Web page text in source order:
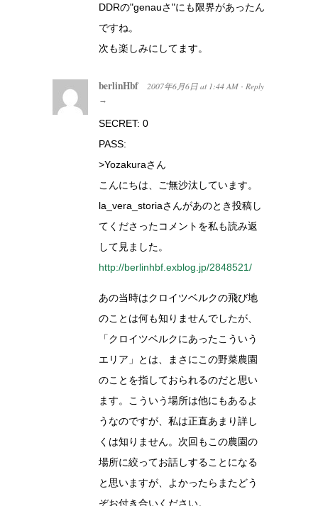
DDRの"genauさ"にも限界があったん
ですね。
次も楽しみにしてます。
berlinHbf 2007年6月6日 at 1:44 AM · Reply
→
SECRET: 0
PASS:
>Yozakuraさん
こんにちは、ご無沙汰しています。
la_vera_storiaさんがあのとき投稿し
てくださったコメントを私も読み返
して見ました。
http://berlinhbf.exblog.jp/2848521/
あの当時はクロイツベルクの飛び地
のことは何も知りませんでしたが、
「クロイツベルクにあったこういう
エリア」とは、まさにこの野菜農園
のことを指しておられるのだと思い
ます。こういう場所は他にもあるよ
うなのですが、私は正直あまり詳し
くは知りません。次回もこの農園の
場所に絞ってお話しすることになる
と思いますが、よかったらまたどう
ぞお付き合いください。